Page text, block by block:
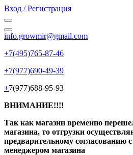
Вход / Регистрация
info.growmir@gmail.com
+7(495)765-87-46
+7(977)690-49-39
+7(977)688-95-93
ВНИМАНИЕ!!!!
Так как магазин временно
магазина, то отгрузки
предварительному согласованию
менеджером магазина